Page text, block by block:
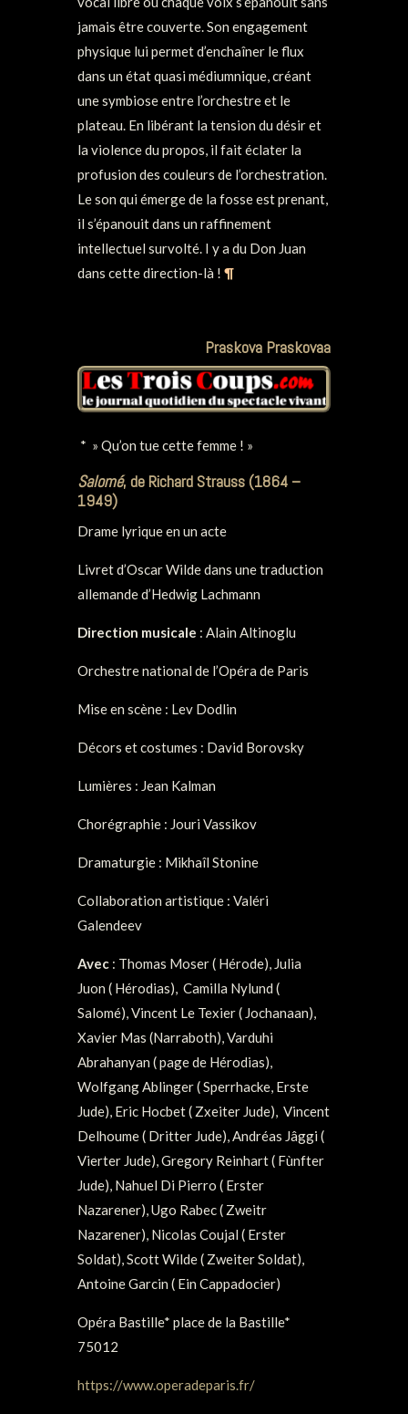
jamais être couverte. Son engagement
physique lui permet d’enchaîner le flux
dans un état quasi médiumnique, créant
une symbiose entre l’orchestre et le
plateau. En libérant la tension du désir et
la violence du propos, il fait éclater la
profusion des couleurs de l’orchestration.
Le son qui émerge de la fosse est prenant,
il s’épanouit dans un raffinement
intellectuel survolté. I y a du Don Juan
dans cette direction-là !¶
Praskova Praskovaa
* » Qu’on tue cette femme ! »
Salomé, de Richard Strauss (1864 –
1949)
Drame lyrique en un acte
Livret d’Oscar Wilde dans une traduction
allemande d’Hedwig Lachmann
Direction musicale : Alain Altinoglu
Orchestre national de l’Opéra de Paris
Mise en scène : Lev Dodlin
Décors et costumes : David Borovsky
Lumières : Jean Kalman
Chorégraphie : Jouri Vassikov
Dramaturgie : Mikhaîl Stonine
Collaboration artistique : Valéri
Galendeev
Avec : Thomas Moser ( Hérode), Julia
Juon ( Hérodias), Camilla Nylund (
Salomé), Vincent Le Texier ( Jochanaan),
Xavier Mas (Narraboth), Varduhi
Abrahanyan ( page de Hérodias),
Wolfgang Ablinger ( Sperrhacke, Erste
Jude), Eric Hocbet ( Zxeiter Jude), Vincent
Delhoume ( Dritter Jude), Andréas Jâggi (
Vierter Jude), Gregory Reinhart ( Fùnfter
Jude), Nahuel Di Pierro ( Erster
Nazarener), Ugo Rabec ( Zweitr
Nazarener), Nicolas Coujal ( Erster
Soldat), Scott Wilde ( Zweiter Soldat),
Antoine Garcin ( Ein Cappadocier)
Opéra Bastille* place de la Bastille*
75012
https://www.operadeparis.fr/